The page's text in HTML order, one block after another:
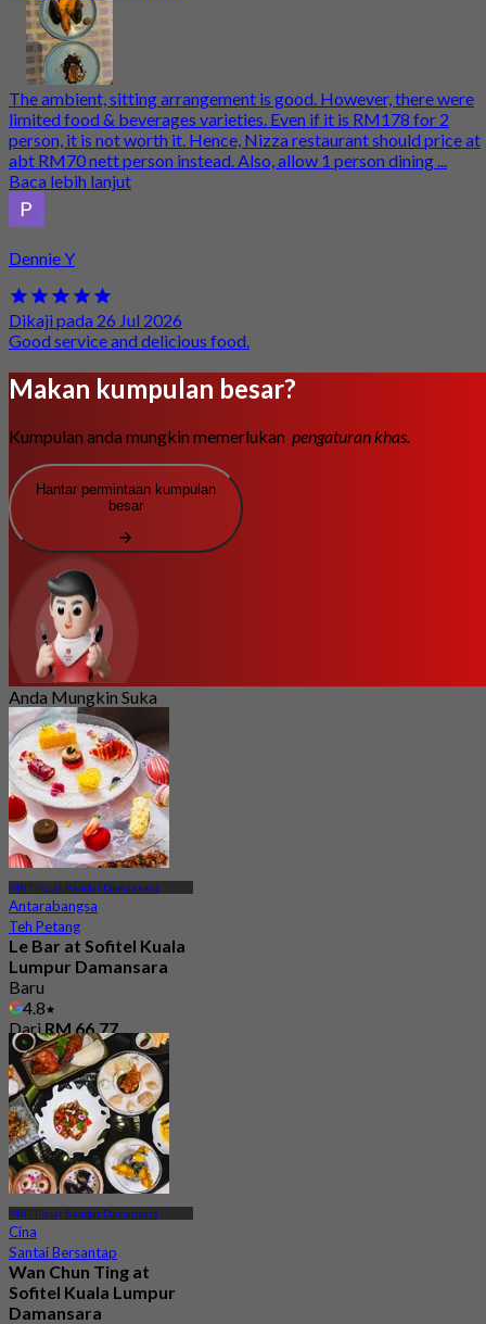
The ambient, sitting arrangement is good. However, there were
limited food & beverages varieties. Even if it is RM178 for 2
person, it is not worth it. Hence, Nizza restaurant should price at
abt RM70 nett person instead. Also, allow 1 person dining ...
Baca lebih lanjut
Dennie Y
Dikaji pada 26 Jul 2026
Good service and delicious food.
Makan kumpulan besar?
Kumpulan anda mungkin memerlukan pengaturan khas.
Hantar permintaan kumpulan
besar
Anda Mungkin Suka
MRT Pusat Bandar Damansara
Antarabangsa
Teh Petang
Le Bar at Sofitel Kuala
Lumpur Damansara
Baru
4.8
Dari RM 66.77
MRT Pusat Bandar Damansara
Cina
Santai Bersantap
Wan Chun Ting at
Sofitel Kuala Lumpur
Damansara